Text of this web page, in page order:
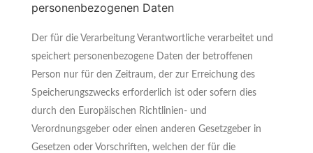
personenbezogenen Daten
Der für die Verarbeitung Verantwortliche verarbeitet und
speichert personenbezogene Daten der betroffenen
Person nur für den Zeitraum, der zur Erreichung des
Speicherungszwecks erforderlich ist oder sofern dies
durch den Europäischen Richtlinien- und
Verordnungsgeber oder einen anderen Gesetzgeber in
Gesetzen oder Vorschriften, welchen der für die